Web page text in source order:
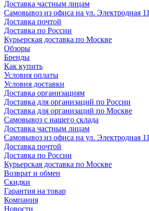
Доставка частным лицам
Самовывоз из офиса на ул. Электродная 11
Доставка почтой
Доставка по России
Курьерская доставка по Москве
Обзоры
Бренды
Как купить
Условия оплаты
Условия доставки
Доставка организациям
Доставка для организаций по России
Доставка для организаций по Москве
Самовывоз с нашего склада
Доставка частным лицам
Самовывоз из офиса на ул. Электродная 11
Доставка почтой
Доставка по России
Курьерская доставка по Москве
Возврат и обмен
Скидки
Гарантия на товар
Компания
Новости